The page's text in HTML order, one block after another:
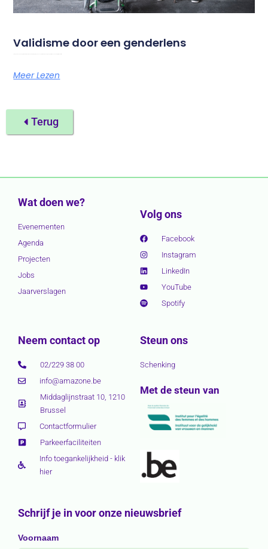
Validisme door een genderlens
Meer Lezen
Terug
Wat doen we?
Evenementen
Agenda
Projecten
Jobs
Jaarverslagen
Volg ons
Facebook
Instagram
LinkedIn
YouTube
Spotify
Neem contact op
02/229 38 00
info@amazone.be
Middaglijnstraat 10, 1210
Brussel
Contactformulier
Parkeerfaciliteiten
Info toegankelijkheid - klik
hier
Steun ons
Schenking
Met de steun van
Schrijf je in voor onze nieuwsbrief
Voornaam